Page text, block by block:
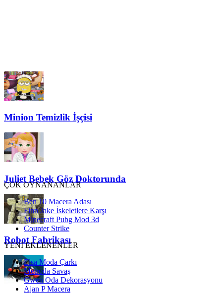
Minion Temizlik İşçisi
Juliet Bebek Göz Doktorunda
Robot Fabrikası
ÇOK OYNANANLAR
Ben 10 Macera Adası
Finn Jake İskeletlere Karşı
Minecraft Pubg Mod 3d
Counter Strike
YENİ EKLENENLER
Elsa Moda Çarkı
Metroda Savaş
Gwen Oda Dekorasyonu
Ajan P Macera